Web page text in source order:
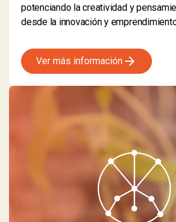
potenciando la creatividad y
desde la innovación y
Ver más información arrow_forward